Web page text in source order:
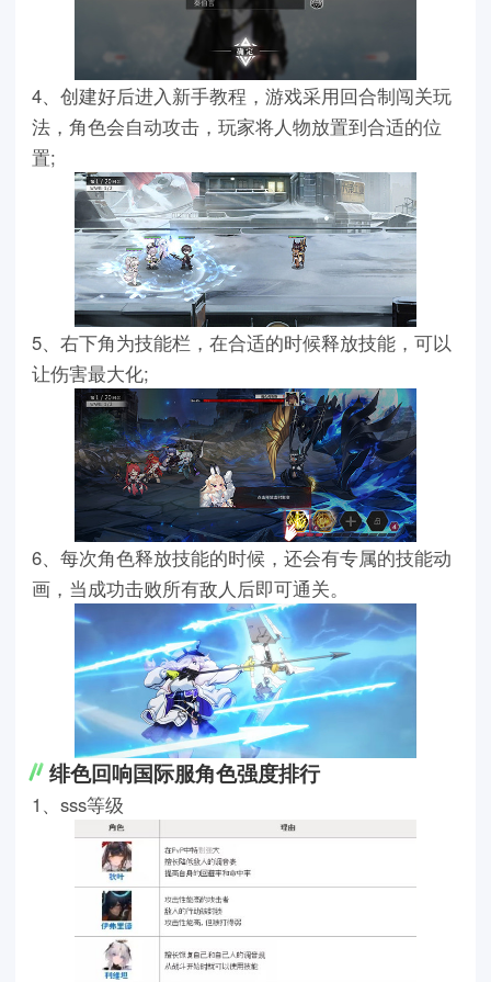
4、创建好后进入新手教程，游戏采用回合制闯关玩
法，角色会自动攻击，玩家将人物放置到合适的位
置;
5、右下角为技能栏，在合适的时候释放技能，可以
让伤害最大化;
6、每次角色释放技能的时候，还会有专属的技能动
画，当成功击败所有敌人后即可通关。
绯色回响国际服角色强度排行
1、sss等级